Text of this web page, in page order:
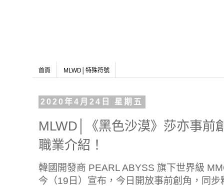
首頁 MLWD│特殊符號
2020年4月24日 星期五
MLWD│《黑色沙漠》莎亦事前
職業介紹！
韓國開發商 PEARL ABYSS 旗下世界級
今（19日）宣布，今日開放事前創角，同